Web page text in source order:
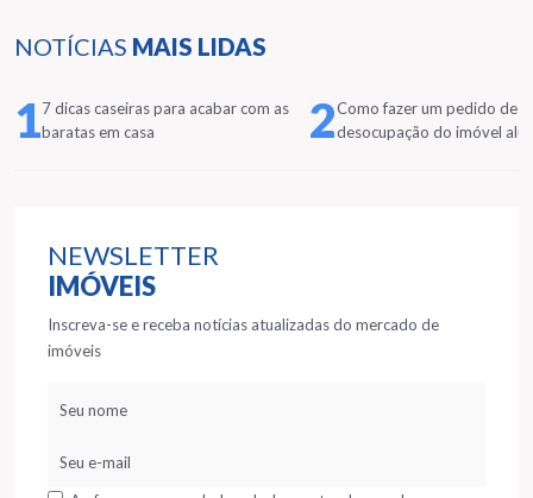
NOTÍCIAS MAIS LIDAS
17 dicas caseiras para acabar com as
baratas em casa
2Como fazer um pedido de
desocupação do imóvel
NEWSLETTER
IMÓVEIS
Inscreva-se e receba notícias atualizadas do mercado de
imóveis